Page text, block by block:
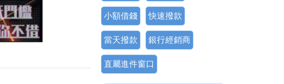
小額借錢 快速撥款
當天撥款 銀行經銷商
直屬進件窗口